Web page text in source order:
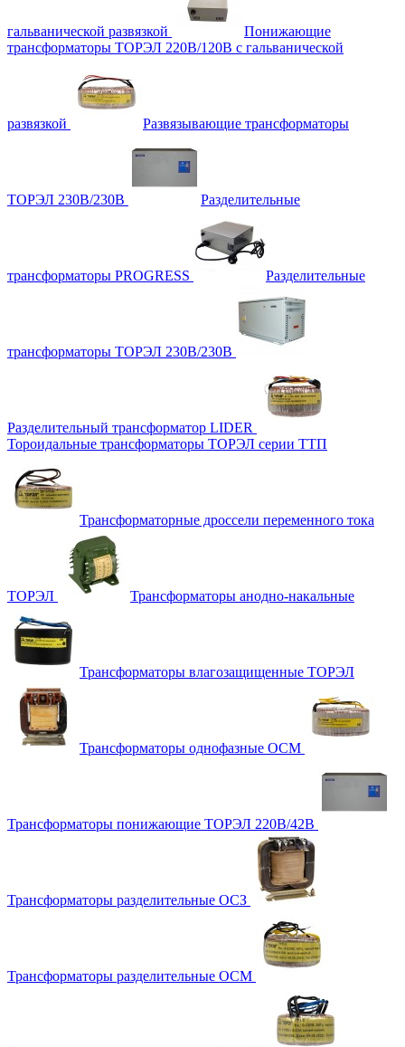
гальванической развязкой
Понижающие
трансформаторы ТОРЭЛ 220В/120В с гальванической
развязкой Развязывающие трансформаторы
ТОРЭЛ 230В/230В Разделительные
трансформаторы PROGRESS Разделительные
трансформаторы ТОРЭЛ 230В/230В
Разделительный трансформатор LIDER
Тороидальные трансформаторы ТОРЭЛ серии ТТП
Трансформаторные дроссели переменного тока
ТОРЭЛ Трансформаторы анодно-накальные
Трансформаторы влагозащищенные ТОРЭЛ
Трансформаторы однофазные ОСМ
Трансформаторы понижающие ТОРЭЛ 220В/42В
Трансформаторы разделительные ОСЗ
Трансформаторы разделительные ОСМ